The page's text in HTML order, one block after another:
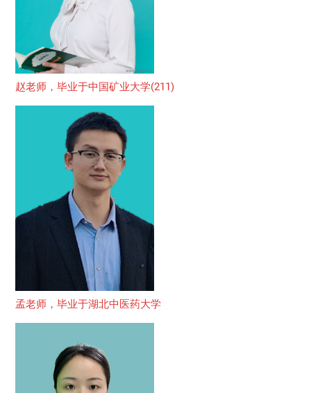
赵老师，毕业于中国矿业大学(211)
孟老师，毕业于湖北中医药大学